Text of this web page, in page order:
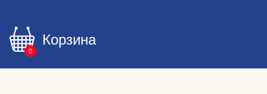
0
Корзина